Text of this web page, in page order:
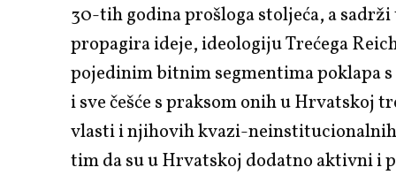
30-tih godina prošloga stoljeća, a sadrži
propagira ideje, ideologiju Trećega
pojedinim bitnim segmentima poklapa
i sve češće s praksom onih u Hrvatskoj
vlasti i njihovih kvazi-
tim da su u Hrvatskoj dodatno aktivni i